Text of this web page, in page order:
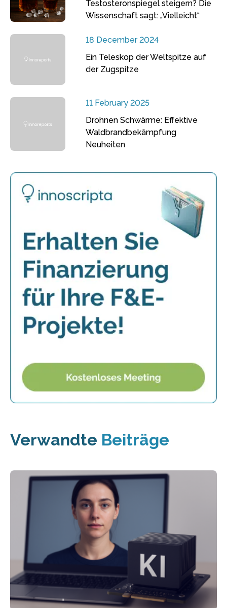
Testosteronspiegel steigern? Die
Wissenschaft sagt: „Vielleicht“
18 December 2024
Ein Teleskop der Weltspitze auf
der Zugspitze
11 February 2025
Drohnen Schwärme: Effektive
Waldbrandbekämpfung
Neuheiten
Verwandte Beiträge